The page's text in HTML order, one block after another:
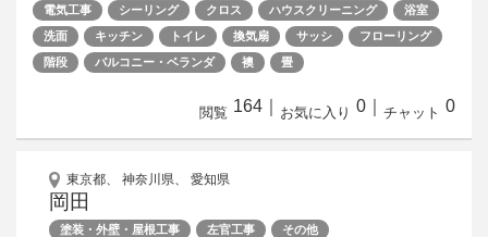
電気工事
シーリング クロス ハウスクリーニング
浴室
洗面
キッチン トイレ 換気扇 サッシ
フローリング
階段
バルコニー・ベランダ 襖 畳
閲覧 164 お気に入り 0 チャット 0
東京都、 神奈川県、 愛知県
岡田
塗装・外壁・屋根工事 左官工事 その他